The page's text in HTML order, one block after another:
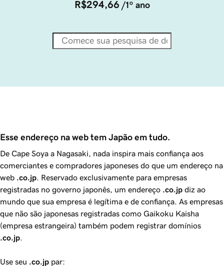
R$294,66 /1º ano
Esse endereço na web tem Japão em tudo.
De Cape Soya a Nagasaki, nada inspira mais confiança aos
comerciantes e compradores japoneses do que um endereço na
web .co.jp . Reservado exclusivamente para empresas
registradas no governo japonês, um endereço .co.jp diz ao
mundo que sua empresa é legítima e de confiança. As empresas
que não são japonesas registradas como Gaikoku Kaisha
(empresa estrangeira) também podem registrar domínios
.co.jp
Use seu .co.jp par: